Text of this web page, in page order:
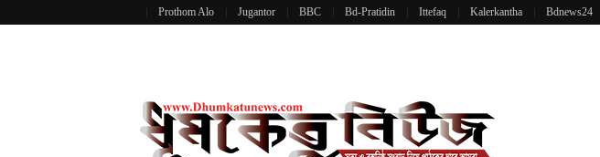
Prothom Alo Jugantor BBC Bd-Pratidin Ittefaq Kalerkantha Bdnews24